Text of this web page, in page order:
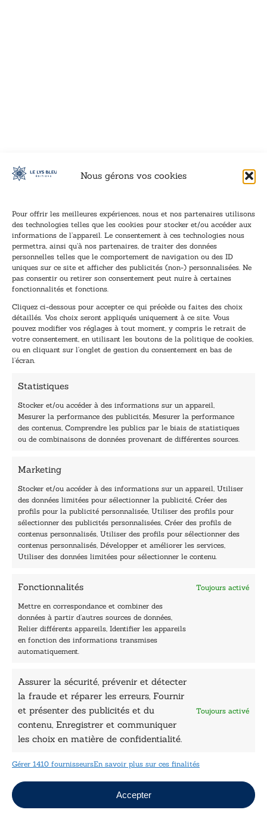
Nous gérons vos cookies
Pour offrir les meilleures expériences, nous et nos partenaires utilisons
des technologies telles que les cookies pour stocker et/ou accéder aux
informations de l’appareil. Le consentement à ces technologies nous
permettra, ainsi qu’à nos partenaires, de traiter des données
personnelles telles que le comportement de navigation ou des ID
uniques sur ce site et afficher des publicités (non-) personnalisées. Ne
pas consentir ou retirer son consentement peut nuire à certaines
fonctionnalités et fonctions.
Cliquez ci-dessous pour accepter ce qui précède ou faites des choix
détaillés. Vos choix seront appliqués uniquement à ce site. Vous
pouvez modifier vos réglages à tout moment, y compris le retrait de
votre consentement, en utilisant les boutons de la politique de cookies,
ou en cliquant sur l’onglet de gestion du consentement en bas de
l’écran.
Statistiques
Stocker et/ou accéder à des informations sur un appareil,
Mesurer la performance des publicités, Mesurer la performance
des contenus, Comprendre les publics par le biais de statistiques
ou de combinaisons de données provenant de différentes sources.
Marketing
Stocker et/ou accéder à des informations sur un appareil, Utiliser
des données limitées pour sélectionner la publicité, Créer des
profils pour la publicité personnalisée, Utiliser des profils pour
sélectionner des publicités personnalisées, Créer des profils de
contenus personnalisés, Utiliser des profils pour sélectionner des
contenus personnalisés, Développer et améliorer les services,
Utiliser des données limitées pour sélectionner le contenu.
Fonctionnalités Toujours activé
Mettre en correspondance et combiner des
données à partir d’autres sources de données,
Relier différents appareils, Identifier les appareils
en fonction des informations transmises
automatiquement.
Assurer la sécurité, prévenir et détecter
la fraude et réparer les erreurs, Fournir
et présenter des publicités et du
contenu, Enregistrer et communiquer
les choix en matière de confidentialité.
Toujours activé
Gérer 1410 fournisseursEn savoir plus sur ces finalités
Accepter
Inscription à la newsletter
Inscrivez-vous à notre newsletter et recevez nos
dernières nouvelles.
m
a
i
l
*
a
i
l
E
m
a
i
l
*
TENEZ-MOI AU COURANT !
40, rue du Louvre 75001 Paris
Horaires du standard
De mardi à vendredi :
9h - 12h et 13h30 - 16h30
Lundi, samedi et dimanche : fermé
Navigation
Accueil
Les Plumes du Lys Bleu
Prix sciences humaines et sociales
Nos collections
Nos auteurs
Catalogue
Sciences humaines
Pratique
Le Petit Lys
Données légales
Conditions Générales de vente
Politique de cookies
Mentions légales
Jeux concours